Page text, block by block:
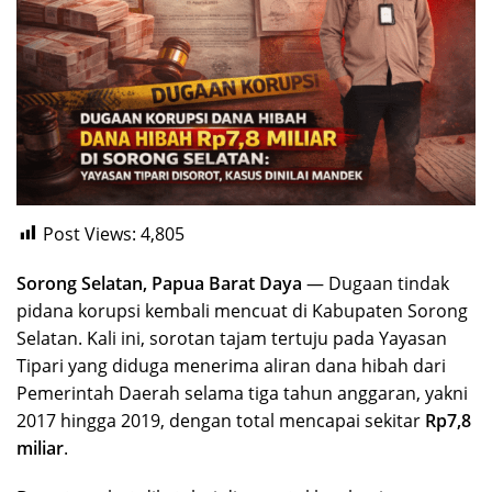
Post Views: 4,805
Sorong Selatan, Papua Barat Daya — Dugaan tindak
pidana korupsi kembali mencuat di Kabupaten Sorong
Selatan. Kali ini, sorotan tajam tertuju pada Yayasan
Tipari yang diduga menerima aliran dana hibah dari
Pemerintah Daerah selama tiga tahun anggaran, yakni
2017 hingga 2019, dengan total mencapai sekitar Rp7,8
miliar.